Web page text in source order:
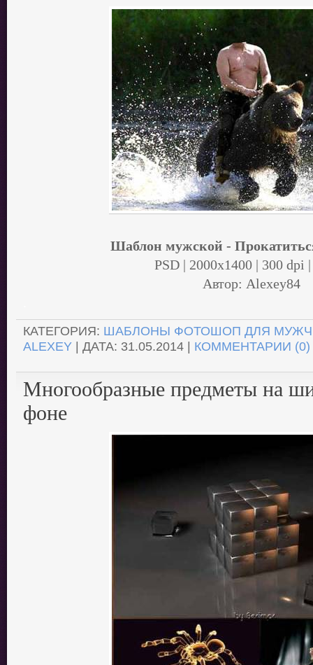
Шаблон мужской -
PSD | 2000x1400 | 300 dpi
Автор: Alexey84
КАТЕГОРИЯ: ШАБЛОНЫ ФОТОШОП ДЛЯ
ALEXEY | ДАТА: 31.05.2014 | КОММЕНТАРИИ (0)
Многообразные предметы на
фоне